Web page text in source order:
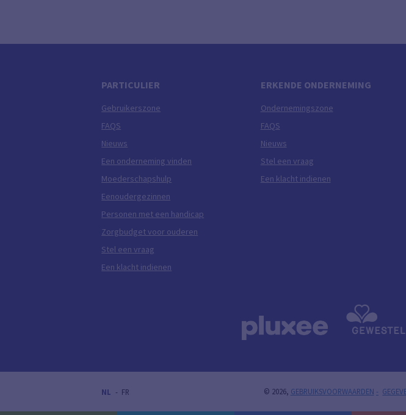
PARTICULIER
Gebruikerszone
FAQS
Nieuws
Een onderneming vinden
Moederschapshulp
Eenoudergezinnen
Personen met een handicap
Zorgbudget voor ouderen
Stel een vraag
Een klacht indienen
ERKENDE ONDERNEMING
Ondernemingszone
FAQS
Nieuws
Stel een vraag
Een klacht indienen
NL DUTCH (BELGIUM)
FRFRANÇAIS (BELGIQUE) © 2026, GEBRUIKSVOORWAARDEN